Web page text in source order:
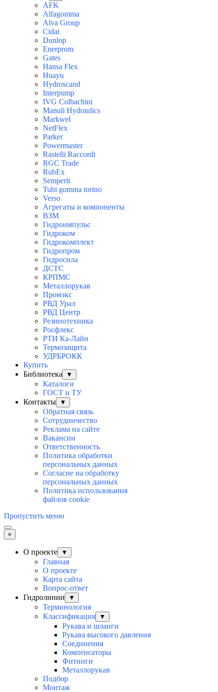
AFK
Alfagomma
Alva Group
Cidat
Dunlop
Enerprom
Gates
Hansa Flex
Huayu
Hydroscand
Interpump
IVG Colbachini
Manuli Hydraulics
Markwel
NetFlex
Parker
Powermaster
Rastelli Raccordi
RGC Trade
RubEx
Semperit
Tubi gomma torino
Verso
Агрегаты и компоненты
ВЗМ
Гидроимпульс
Гидроком
Гидрокомплект
Гидропром
Гидросила
ДСТС
КРПМС
Металлорукав
Промэкс
РВД Урал
РВД Центр
Резинотехника
Росфлекс
РТИ Ка-Лайн
Термозащита
УДРБРОКК
Купить
Библиотека
▼
Каталоги
ГОСТ и ТУ
Контакты
▼
Обратная связь
Сотрудничество
Реклама на сайте
Вакансии
Ответственность
Политика обработки
персональных данных
Согласие на обработку
персональных данныx
Политика использования
файлов cookie
Пропустить меню
×
О проекте ▼
Главная
О проекте
Карта сайта
Вопрос-ответ
Гидролинии
▼
Терминология
Классификация
▼
Рукава и шланги
Рукава высокого давления
Соединения
Компенсаторы
Фитинги
Металлорукав
Подбор
Монтаж